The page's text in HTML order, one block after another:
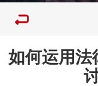
如何运用法